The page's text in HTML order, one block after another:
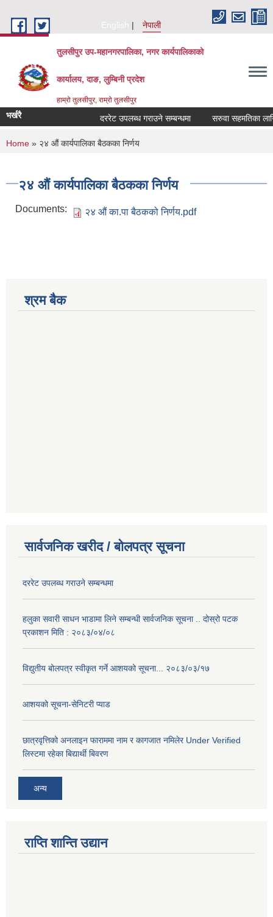
English
नेपाली
तुलसीपुर उप-महानगरपालिका, नगर कार्यपालिकाको
कार्यालय, दाङ, लुम्बिनी प्रदेश
हाम्रो तुलसीपुर, राम्रो तुलसीपुर
भर्खरै दररेट उपलब्ध गराउने सम्बन्धमा सरुवा सहमतिका
You are here
Home » २४ औं कार्यपालिका बैठकका निर्णय
२४ औं कार्यपालिका बैठकका निर्णय
Documents: २४ औं का.पा बैठकको निर्णय.pdf
श्रम बैक
सार्वजनिक खरीद / बोलपत्र सूचना
दररेट उपलब्ध गराउने सम्बन्धमा
हलुका सवारी साधन भाडामा लिने सम्बन्धी सार्वजनिक सूचना .. दोस्रो पटक
प्रकाशन मिति : २०८३/०४/०८
विद्युतीय बोलपत्र स्वीकृत गर्ने आशयको सूचना... २०८३/०३/१७
आशयको सूचना-सेनिटरी प्याड
छात्रवृत्तिको अनलाइन फाराममा नाम र कागजात नमिलेर Under Verified
लिस्टमा रहेका बिद्यार्थी बिवरण
अन्य
राप्ति शान्ति उद्यान